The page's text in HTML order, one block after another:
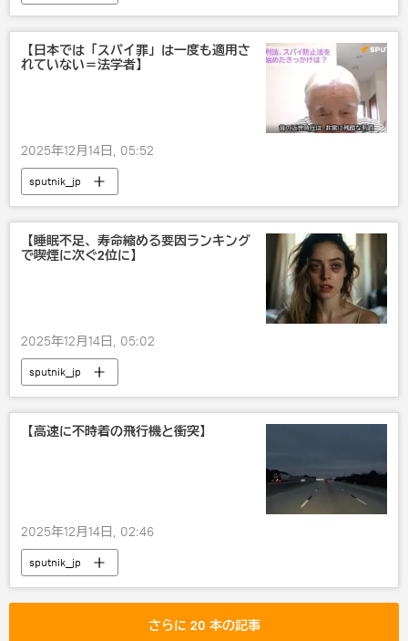
【日本では「スパイ罪」は一度も適用さ
れていない＝法学者】
2025年12月14日, 05:52
sputnik_jp
【睡眠不足、寿命縮める要因ランキング
で喫煙に次ぐ2位に】
2025年12月14日, 05:02
sputnik_jp
【高速に不時着の飛行機と衝突】
2025年12月14日, 02:46
sputnik_jp
さらに 20 本の記事